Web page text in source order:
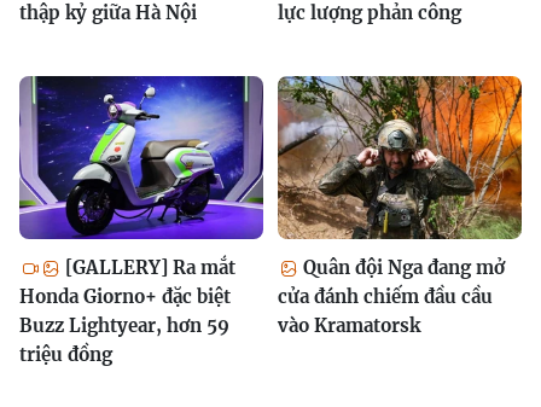
thập kỷ giữa Hà Nội
lực lượng phản công
[GALLERY] Ra mắt
Honda Giorno+ đặc biệt
Buzz Lightyear, hơn 59
triệu đồng
Quân đội Nga đang mở
cửa đánh chiếm đầu cầu
vào Kramatorsk